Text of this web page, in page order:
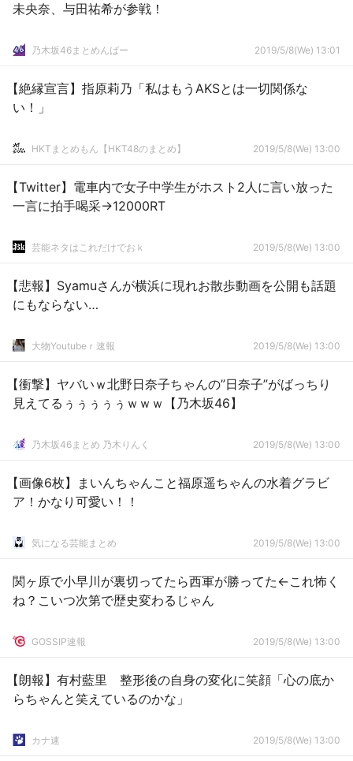
未央奈、与田祐希が参戦！
乃木坂46まとめんばー 2019/5/8(We) 13:01
【絶縁宣言】指原莉乃「私はもうAKSとは一切関係な
い！」
HKTまとめもん【HKT48のまとめ】 2019/5/8(We) 13:00
【Twitter】電車内で女子中学生がホスト2人に言い放った
一言に拍手喝采→12000RT
芸能ネタはこれだけでおｋ 2019/5/8(We) 13:00
【悲報】Syamuさんが横浜に現れお散歩動画を公開も話題
にもならない…
大物Youtubeｒ速報 2019/5/8(We) 13:00
【衝撃】ヤバいｗ北野日奈子ちゃんの”日奈子”がばっちり
見えてるぅぅぅぅぅｗｗｗ【乃木坂46】
乃木坂46まとめ 乃木りんく 2019/5/8(We) 13:00
【画像6枚】まいんちゃんこと福原遥ちゃんの水着グラビ
ア！かなり可愛い！！
気になる芸能まとめ 2019/5/8(We) 13:00
関ヶ原で小早川が裏切ってたら西軍が勝ってた←これ怖く
ね？こいつ次第で歴史変わるじゃん
GOSSIP速報 2019/5/8(We) 13:00
【朗報】有村藍里 整形後の自身の変化に笑顔「心の底か
らちゃんと笑えているのかな」
カナ速 2019/5/8(We) 13:00